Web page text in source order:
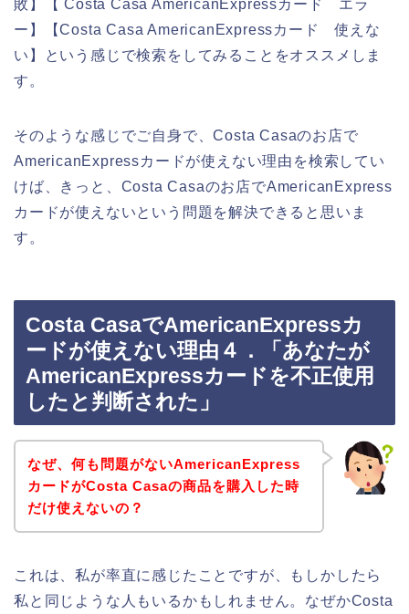
敗】【 Costa Casa AmericanExpressカード エラ
ー】【Costa Casa AmericanExpressカード 使えな
い】という感じで検索をしてみることをオススメしま
す。
そのような感じでご自身で、Costa Casaのお店で
AmericanExpressカードが使えない理由を検索してい
けば、きっと、Costa Casaのお店でAmericanExpress
カードが使えないという問題を解決できると思いま
す。
Costa CasaでAmericanExpressカ
ードが使えない理由４．「あなたが
AmericanExpressカードを不正使用
したと判断された」
なぜ、何も問題がないAmericanExpress
カードがCosta Casaの商品を購入した時
だけ使えないの？
これは、私が率直に感じたことですが、もしかしたら
私と同じような人もいるかもしれません。なぜかCosta